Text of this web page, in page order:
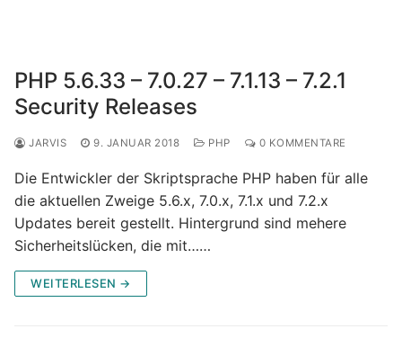
PHP 5.6.33 – 7.0.27 – 7.1.13 – 7.2.1
Security Releases
JARVIS 9. JANUAR 2018 PHP 0 KOMMENTARE
Die Entwickler der Skriptsprache PHP haben für alle
die aktuellen Zweige 5.6.x, 7.0.x, 7.1.x und 7.2.x
Updates bereit gestellt. Hintergrund sind mehere
Sicherheitslücken, die mit……
WEITERLESEN →